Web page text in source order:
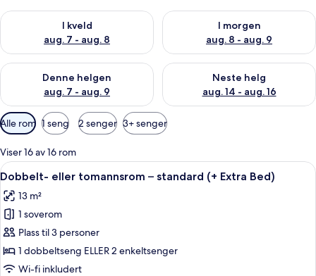
I kveld
aug. 7 - aug. 8
Sjekk tilgjengelighet for i kveld, aug. 7 - aug. 8
I morgen
aug. 8 - aug. 9
Sjekk tilgjengelighet for i
Denne helgen
aug. 7 - aug. 9
Sjekk tilgjengelighet for denne helgen, aug. 7 - aug. 9
Neste helg
aug. 14 - aug. 16
Sjekk tilgjengelighet for neste
Tilgjengelige
filtre
for
rom
Alle rom 1 seng 2 senger 3+ senger
Viser 16 av 16 rom
Åpne
alle
bildene
av
Dobbelt-
eller
tomannsrom
Minibar, safe på rommet, lydisolert
2
Dobbelt- eller tomannsrom – standard (+ Extra Bed)
13 m²
1 soverom
Plass til 3 personer
1 dobbeltseng ELLER 2 enkeltsenger
Wi-fi inkludert